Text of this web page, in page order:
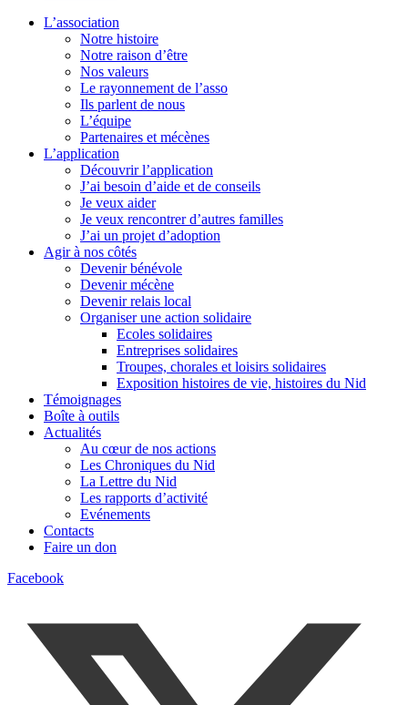
L’association
Notre histoire
Notre raison d’être
Nos valeurs
Le rayonnement de l’asso
Ils parlent de nous
L’équipe
Partenaires et mécènes
L’application
Découvrir l’application
J’ai besoin d’aide et de conseils
Je veux aider
Je veux rencontrer d’autres familles
J’ai un projet d’adoption
Agir à nos côtés
Devenir bénévole
Devenir mécène
Devenir relais local
Organiser une action solidaire
Ecoles solidaires
Entreprises solidaires
Troupes, chorales et loisirs solidaires
Exposition histoires de vie, histoires du Nid
Témoignages
Boîte à outils
Actualités
Au cœur de nos actions
Les Chroniques du Nid
La Lettre du Nid
Les rapports d’activité
Evénements
Contacts
Faire un don
Facebook